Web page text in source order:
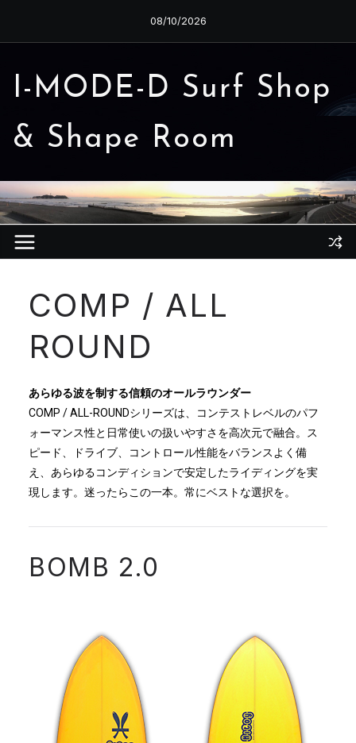
ッ
プ
08/10/2026
I-MODE-D Surf Shop
& Shape Room
COMP / ALL
ROUND
あらゆる波を制する信頼のオールラウンダー
COMP / ALL-ROUNDシリーズは、コンテストレベルのパフ
ォーマンス性と日常使いの扱いやすさを高次元で融合。ス
ピード、ドライブ、コントロール性能をバランスよく備
え、あらゆるコンディションで安定したライディングを実
現します。迷ったらこの一本。常にベストな選択を。
BOMB 2.0